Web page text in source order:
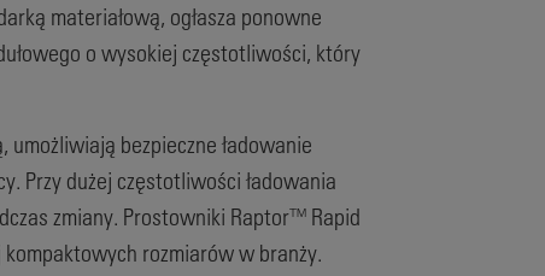
materiałową, ogłasza ponowne
o wysokiej częstotliwości, który
bezpieczne ładowanie
Przy dużej częstotliwości ładowania
zmiany. Prostowniki Raptor™ Rapid
rozmiarów w branży.